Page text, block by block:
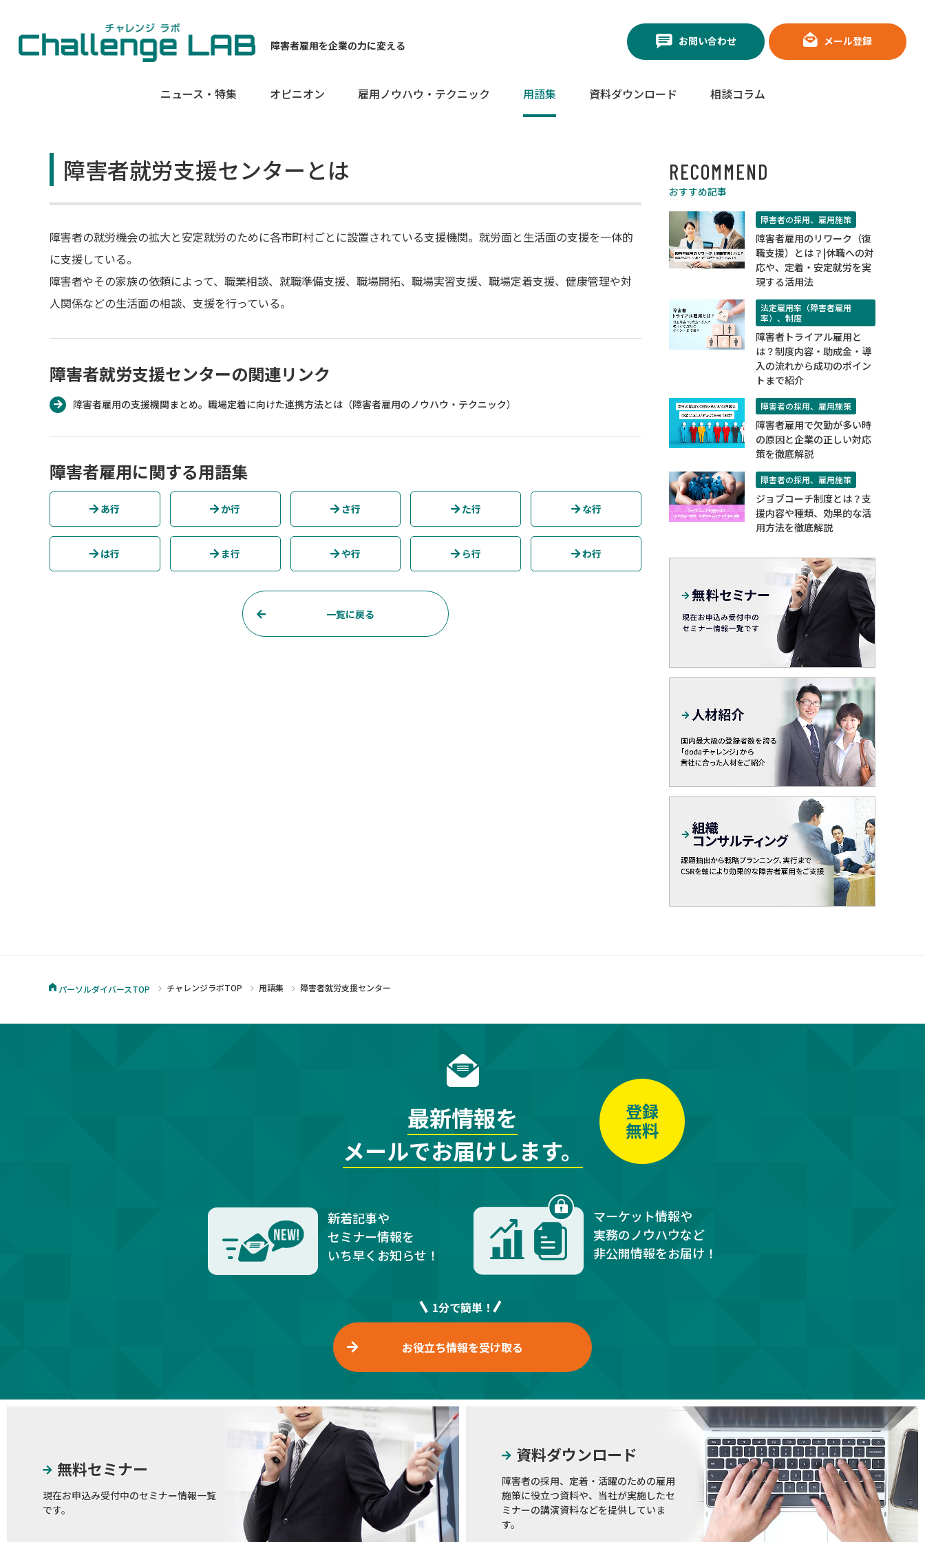
障害者雇用を企業の力に変える
ニュース・特集 オピニオン 雇用ノウハウ・テクニック 用語集 資料ダウンロード 相談コラム
お問い合わせ メール登録
障害者就労支援センターとは
障害者の就労機会の拡大と安定就労のために各市町村ごとに設置されている支援機関。就労面と生活面の支援を一体的
に支援している。
障害者やその家族の依頼によって、職業相談、就職準備支援、職場開拓、職場実習支援、職場定着支援、健康管理や対
人関係などの生活面の相談、支援を行っている。
障害者就労支援センターの関連リンク
障害者雇用の支援機関まとめ。職場定着に向けた連携方法とは（障害者雇用のノウハウ・テクニック）
障害者雇用に関する用語集
あ行 か行 さ行 た行 な行
は行 ま行 や行 ら行 わ行
一覧に戻る
RECOMMEND
おすすめ記事
障害者の採用、雇用施策
障害者雇用のリワーク（復
職支援）とは？|休職への対
応や、定着・安定就労を実
現する活用法
法定雇用率（障害者雇用
率）、制度
​​障害者トライアル雇用と
は？制度内容・助成金・導
入の流れから成功のポイン
トまで紹介​
障害者の採用、雇用施策
障害者雇用で欠勤が多い時
の原因と企業の正しい対応
策を徹底解説
障害者の採用、雇用施策
ジョブコーチ制度とは？支
援内容や種類、効果的な活
用方法を徹底解説
パーソルダイバースTOP チャレンジラボTOP 用語集 障害者就労支援センター
最新情報を
メールでお届けします。
登録
無料
新着記事や
セミナー情報を
いち早くお知らせ！
マーケット情報や
実務のノウハウなど
非公開情報をお届け！
1分で簡単！
お役立ち情報を受け取る
無料セミナー
現在お申込み受付中のセミナー情報一覧
です。
資料ダウンロード
障害者の採用、定着・活躍のための雇用
施策に役立つ資料や、当社が実施したセ
ミナーの講演資料などを提供していま
す。